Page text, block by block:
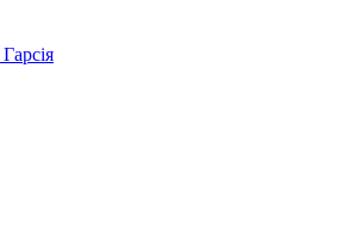
Гарсія